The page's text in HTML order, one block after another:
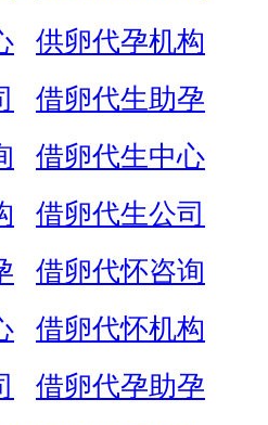
供卵代孕机构
借卵代生助孕
借卵代生中心
借卵代生公司
借卵代怀咨询
借卵代怀机构
借卵代孕助孕